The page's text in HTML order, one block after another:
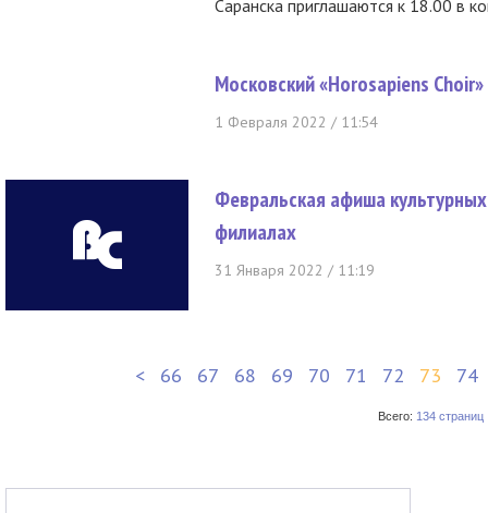
Саранска приглашаются к 18.00 в
Московский «Horosapiens
1 Февраля 2022 / 11:54
Февральская афиша
филиалах
31 Января 2022 / 11:19
< 66 67 68 69 70 71 72 73 74
Всего: 134 страниц